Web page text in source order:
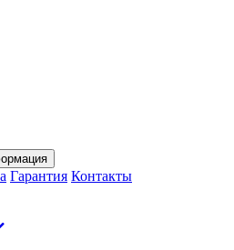
Гарантия Контакты